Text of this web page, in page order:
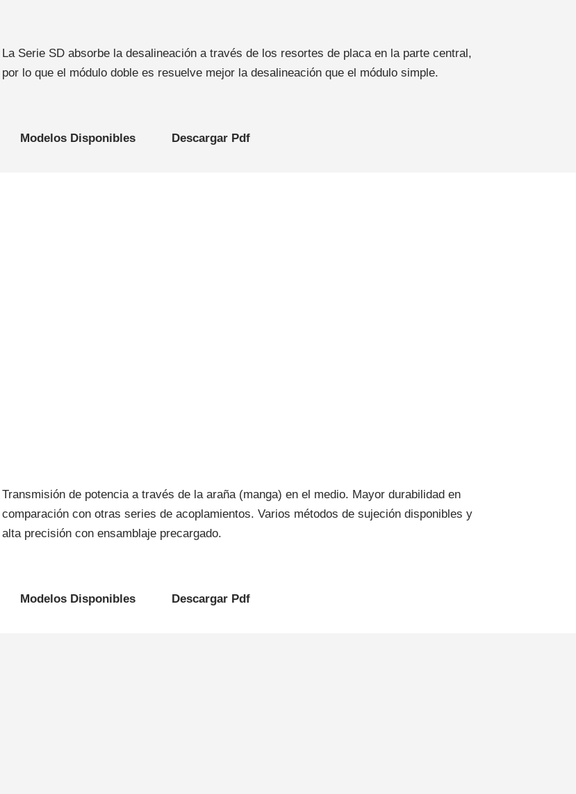
La Serie SD absorbe la desalineación a través de los resortes de placa en la parte central,
por lo que el módulo doble es resuelve mejor la desalineación que el módulo simple.
Modelos Disponibles Descargar Pdf
Transmisión de potencia a través de la araña (manga) en el medio. Mayor durabilidad en
comparación con otras series de acoplamientos. Varios métodos de sujeción disponibles y
alta precisión con ensamblaje precargado.
Modelos Disponibles Descargar Pdf